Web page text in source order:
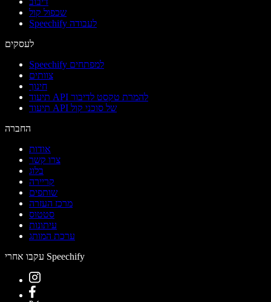
שכפול קול
Speechify לעבודה
לעסקים
Speechify למפתחים
צוותים
חינוך
תיעוד API להמרת טקסט לדיבור
תיעוד API של סוכני קול
החברה
אודות
צרו קשר
בלוג
קריירה
שותפים
מרכז העזרה
סטטוס
עיתונות
ערכת המותג
עקבו אחרי Speechify